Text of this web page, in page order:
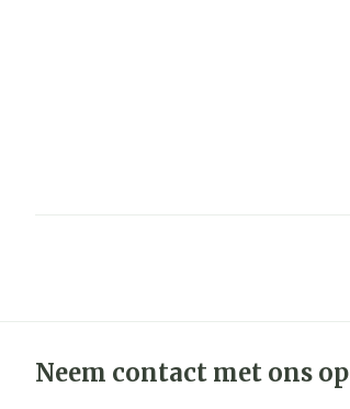
Neem contact met ons op